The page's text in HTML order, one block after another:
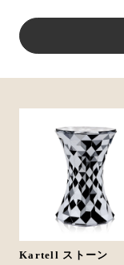
Kartell ストーン